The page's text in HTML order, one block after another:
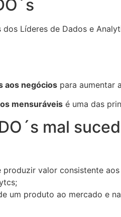
Líderes de Dados e
aos negócios para aumentar
mensuráveis é uma das
mal
valor consistente
um produto ao mercado e